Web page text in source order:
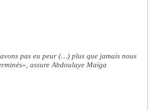
pas eu peur (…) plus que jamais nous
assure Abdoulaye Maïga